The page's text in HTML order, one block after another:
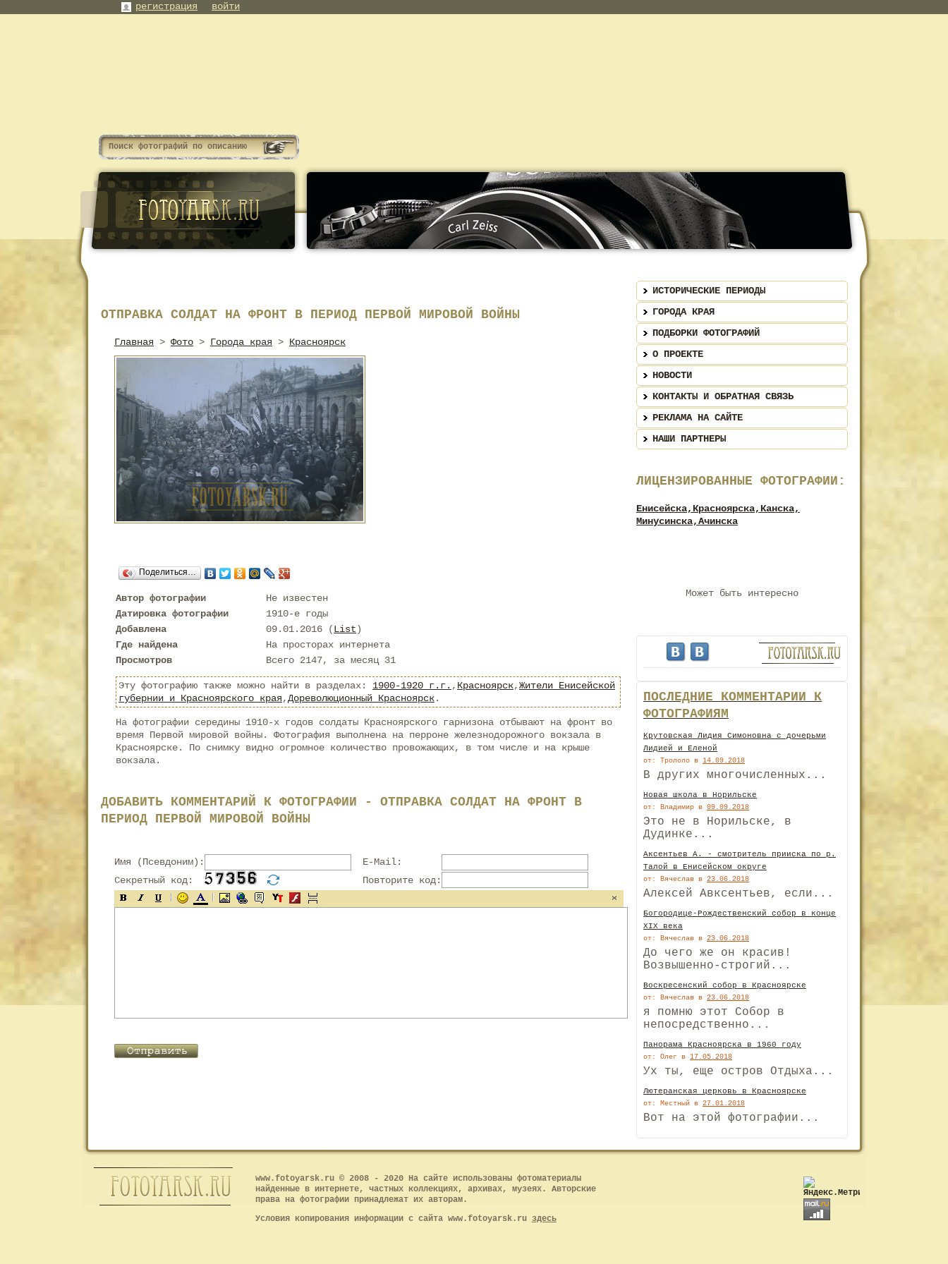
ОТПРАВКА СОЛДАТ НА ФРОНТ В ПЕРИОД ПЕРВОЙ МИРОВОЙ ВОЙНЫ
Главная > Фото > Города края > Красноярск
Поделиться…
Автор фотографии
Не известен
Датировка фотографии
1910-е годы
Добавлена
09.01.2016 (List)
Где найдена
На просторах интернета
Просмотров
Всего 2147, за месяц 31
Эту фотографию также можно найти в разделах: 1900-1920 г.г. , Красноярск,Жители Енисейской
губернии и Красноярского края,Дореволюционный Красноярск.
На фотографии середины 1910-х годов солдаты Красноярского гарнизона отбывают на фронт во
время Первой мировой войны. Фотография выполнена на перроне железнодорожного вокзала в
Красноярске. По снимку видно огромное количество провожающих, в том числе и на крыше
вокзала.
ДОБАВИТЬ КОММЕНТАРИЙ К ФОТОГРАФИИ - ОТПРАВКА СОЛДАТ НА ФРОНТ В
ПЕРИОД ПЕРВОЙ МИРОВОЙ ВОЙНЫ
Имя (Псевдоним):
E-Mail:
Секретный код:
Повторите код:
ИСТОРИЧЕСКИЕ ПЕРИОДЫ
ГОРОДА КРАЯ
ПОДБОРКИ ФОТОГРАФИЙ
О ПРОЕКТЕ
НОВОСТИ
КОНТАКТЫ И ОБРАТНАЯ СВЯЗЬ
РЕКЛАМА НА САЙТЕ
НАШИ ПАРТНЕРЫ
ЛИЦЕНЗИРОВАННЫЕ ФОТОГРАФИИ:
Енисейска, Красноярска, Канска,
Минусинска,Ачинска
Может быть интересно
ПОСЛЕДНИЕ КОММЕНТАРИИ К
ФОТОГРАФИЯМ
Крутовская Лидия Симоновна с дочерьми
Лидией и Еленой
от: Трололо в 14.09.2018
В других многочисленных...
Новая школа в Норильске
от: Владимир в 09.09.2018
Это не в Норильске, в
Дудинке...
Аксентьев А. - смотритель прииска по р.
Талой в Енисейском округе
от: Вячеслав в 23.06.2018
Алексей Авксентьев, если...
Богородице-Рождественский собор в конце
XIX века
от: Вячеслав в 23.06.2018
До чего же он красив!
Возвышенно-строгий...
Воскресенский собор в Красноярске
от: Вячеслав в 23.06.2018
я помню этот Собор в
непосредственно...
Панорама Красноярска в 1960 году
от: Олег в 17.05.2018
Ух ты, еще остров Отдыха...
Лютеранская церковь в Красноярске
от: Местный в 27.01.2018
Вот на этой фотографии...
www.fotoyarsk.ru © 2008 - 2020 На сайте использованы фотоматериалы
найденные в интернете, частных коллекциях, архивах, музеях. Авторские
права на фотографии принадлежат их авторам.
Условия копирования информации с сайта www.fotoyarsk.ru здесь
регистрация войти